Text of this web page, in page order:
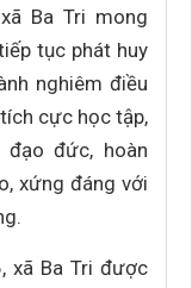
Ba Tri mong
tục phát huy
nghiêm điều
tích cực học tập,
đức, hoàn
xứng đáng với
xã Ba Tri được